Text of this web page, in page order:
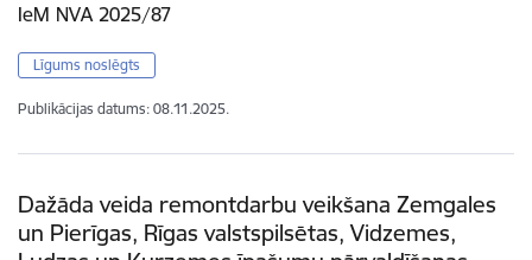
IeM NVA 2025/87
Līgums noslēgts
Publikācijas datums: 08.11.2025.
Dažāda veida remontdarbu veikšana Zemgales
un Pierīgas, Rīgas valstspilsētas, Vidzemes,